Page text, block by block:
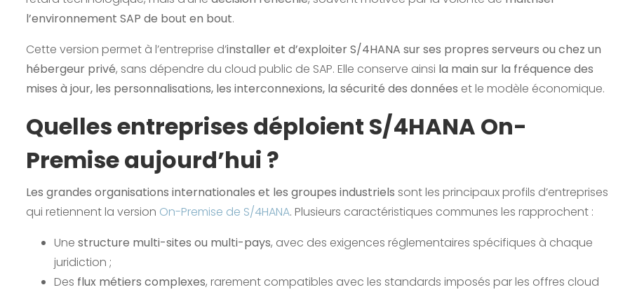
l’environnement SAP de bout en bout.
Cette version permet à l’entreprise d’installer et d’exploiter S/4HANA sur ses propres serveurs ou chez un
hébergeur privé, sans dépendre du cloud public de SAP. Elle conserve ainsi la main sur la fréquence des
mises à jour, les personnalisations, les interconnexions, la sécurité des données et le modèle économique.
Quelles entreprises déploient S/4HANA On-
Premise aujourd’hui ?
Les grandes organisations internationales et les groupes industriels sont les principaux profils d’entreprises
qui retiennent la version On-Premise de S/4HANA. Plusieurs caractéristiques communes les rapprochent :
Une structure multi-sites ou multi-pays, avec des exigences réglementaires spécifiques à chaque
juridiction ;
Des flux métiers complexes, rarement compatibles avec les standards imposés par les offres cloud